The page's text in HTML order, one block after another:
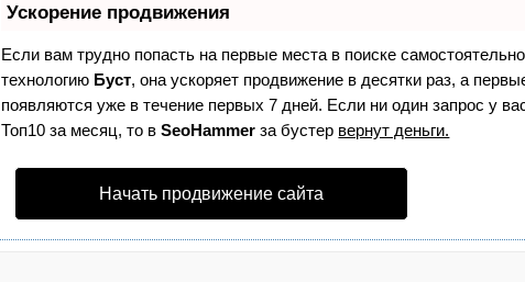
Ускорение продвижения
Если вам трудно попасть на первые места в поиске
технологию Буст, она ускоряет продвижение в десятки раз, а
появляются уже в течение первых 7 дней. Если ни один запрос у
Топ10 за месяц, то вSeoHammer за бустер вернут деньги.
Начать продвижение сайта